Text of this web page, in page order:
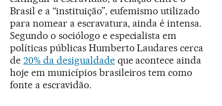
Brasil e a “instituição”, eufemismo utilizado
para nomear a escravatura, ainda é intensa.
Segundo o sociólogo e especialista em
políticas públicas Humberto Laudares cerca
de 20% da desigualdadeque acontece ainda
hoje em municípios brasileiros tem como
fonte a escravidão.